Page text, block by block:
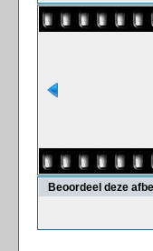
Beoordeel deze